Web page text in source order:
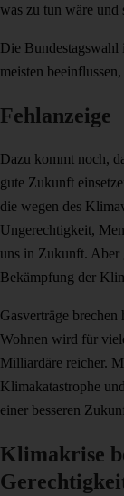
was zu tun wäre und
Die
meisten
Fehlanzeige
Dazu kommt noch,
gute Zukunft
die wegen des
Ungerechtigkeit,
uns in Zukunft. Aber
Bekämpfung der
Gasverträge
Wohnen wird für
Milliardäre reicher.
Klimakatastrophe
einer besseren
Klimakrise